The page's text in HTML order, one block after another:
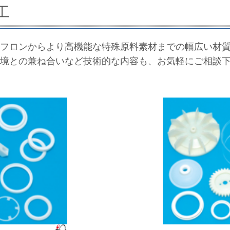
ロンからより高機能な特殊原料素材までの幅広い材
との兼ね合いなど技術的な内容も、お気軽にご相談